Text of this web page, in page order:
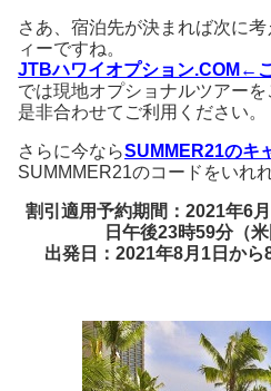
さあ、宿泊先が決まれば次に
ィーですね。
JTBハワイオプション.COM ←
では現地オプショナルツアーを
是非合わせてご利用ください。
さらに今ならSUMMER21のキ
SUMMMER21のコードをいれ
割引適用予約期間：2021年6
日午後23時59分（米
出発日：2021年8月1日から